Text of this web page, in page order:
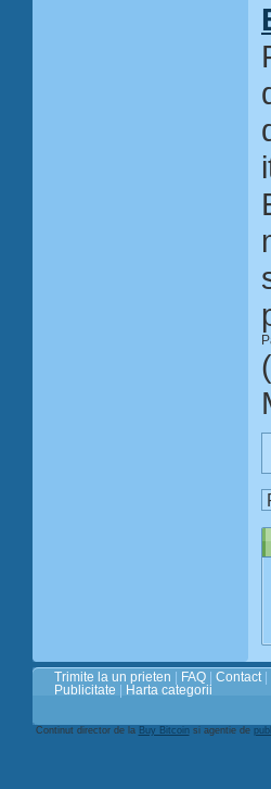
Trimite la un prieten FAQ Contact
Publicitate
Harta categorii
Continut director de la Buy Bitcoinsi agentie de